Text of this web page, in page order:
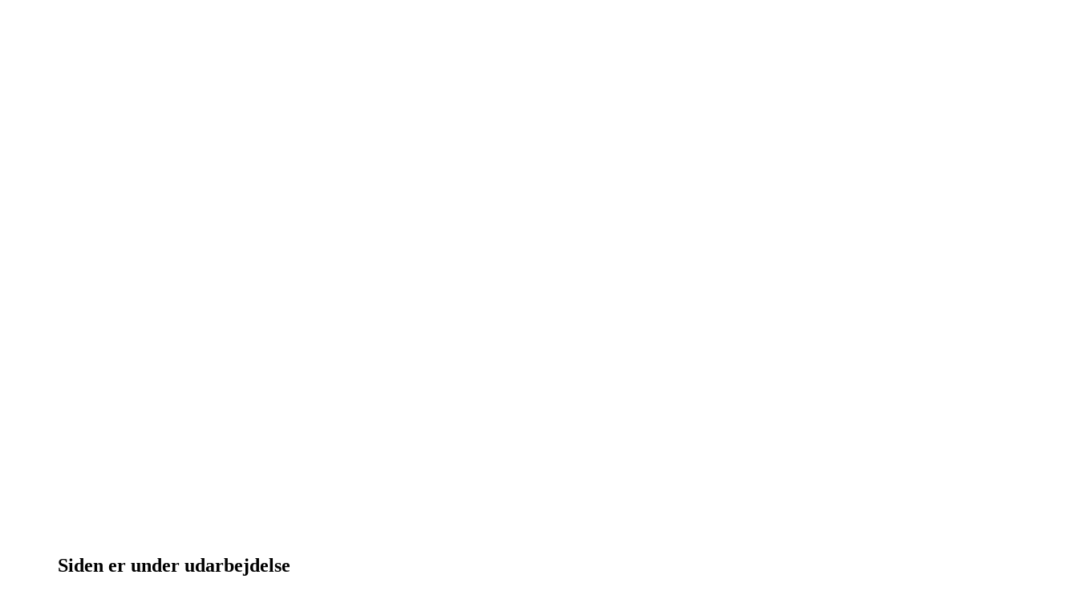
Siden er under udarbejdelse